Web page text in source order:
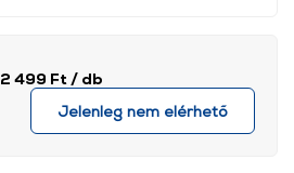
2 499 Ft / db
Jelenleg nem elérhető